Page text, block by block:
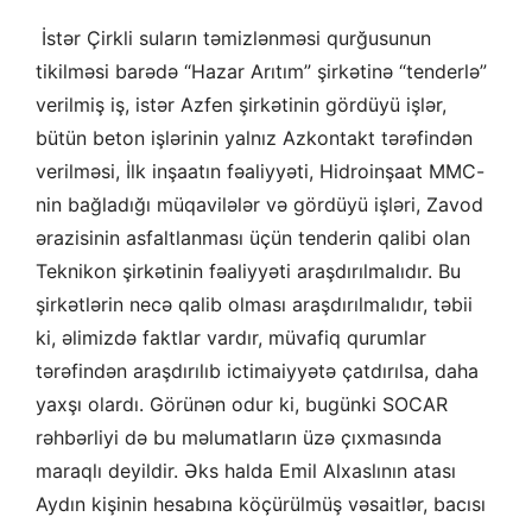
İstər Çirkli suların təmizlənməsi qurğusunun
tikilməsi barədə “Hazar Arıtım” şirkətinə “tenderlə”
verilmiş iş, istər Azfen şirkətinin gördüyü işlər,
bütün beton işlərinin yalnız Azkontakt tərəfindən
verilməsi, İlk inşaatın fəaliyyəti, Hidroinşaat MMC-
nin bağladığı müqavilələr və gördüyü işləri, Zavod
ərazisinin asfaltlanması üçün tenderin qalibi olan
Teknikon şirkətinin fəaliyyəti araşdırılmalıdır. Bu
şirkətlərin necə qalib olması araşdırılmalıdır, təbii
ki, əlimizdə faktlar vardır, müvafiq qurumlar
tərəfindən araşdırılıb ictimaiyyətə çatdırılsa, daha
yaxşı olardı. Görünən odur ki, bugünki SOCAR
rəhbərliyi də bu məlumatların üzə çıxmasında
maraqlı deyildir. Əks halda Emil Alxaslının atası
Aydın kişinin hesabına köçürülmüş vəsaitlər, bacısı